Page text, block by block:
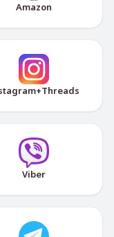
Amazon
Viber